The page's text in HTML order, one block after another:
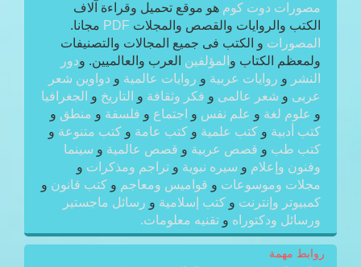
مصورات دوت كوم هو موقع تحميل وقراءة آلاف
الكتب والروايات والقصص والمجلات PDF مجانا.
المصورات و الكتب فى جميع المجالات والتصنيفات
ولمعظم الكتاب و المؤلفين العرب والعالميين. ودور
النشر و روايات عربية و روايات عالمية و دواوين شعر
عربى و شعر عالمى و فكر وثقافة و التاريخ و الجغرافيا
و علوم لغة و علم نفس و اجتماع و فلسفة و منطق و
كتب أدبية و كتب علمية و كتب عامة و كتب متنوعة و
كتب طب و قصص عربية و قصص عالمية و سينما
وفنون وإعلام و سيره نبوية و تراجم ومذكرات و
مجلات وموسوعات و قواميس ومعاجم و كتب قانون و
كمبيوتر وإنترنت و كتب إسلامية و رسائل ماجستير
ورسائل ودكتوراه و تقنيه معلومات.
روابط مهمة